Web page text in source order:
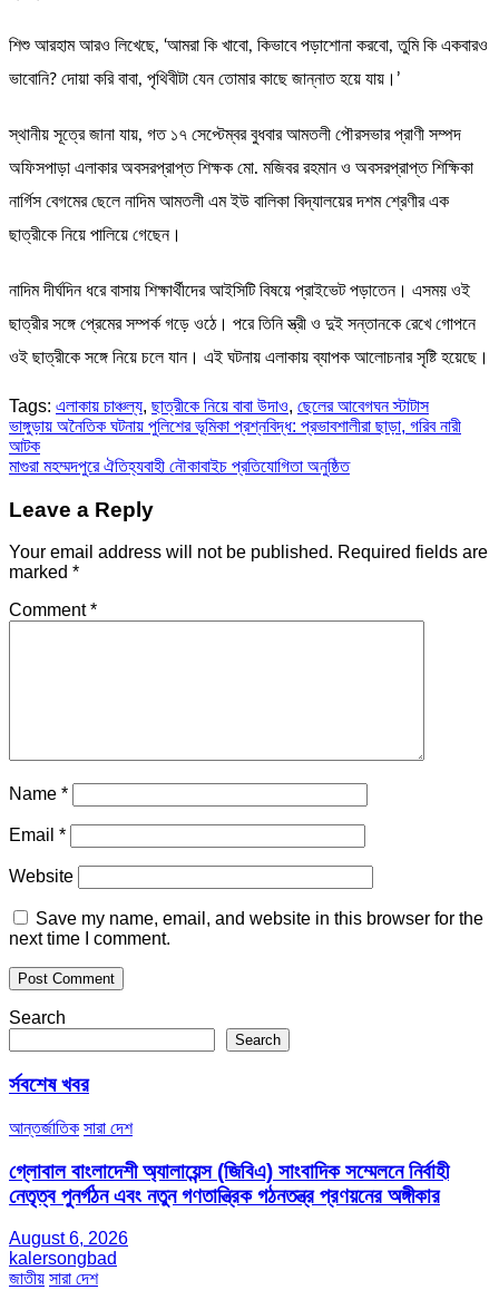
শিশু আরহাম আরও লিখেছে, ‘আমরা কি খাবো, কিভাবে পড়াশোনা করবো, তুমি কি একবারও
ভাবোনি? দোয়া করি বাবা, পৃথিবীটা যেন তোমার কাছে জান্নাত হয়ে যায়।’
স্থানীয় সূত্রে জানা যায়, গত ১৭ সেপ্টেম্বর বুধবার আমতলী পৌরসভার প্রাণী সম্পদ
অফিসপাড়া এলাকার অবসরপ্রাপ্ত শিক্ষক মো. মজিবর রহমান ও অবসরপ্রাপ্ত শিক্ষিকা
নার্গিস বেগমের ছেলে নাদিম আমতলী এম ইউ বালিকা বিদ্যালয়ের দশম শ্রেণীর এক
ছাত্রীকে নিয়ে পালিয়ে গেছেন।
নাদিম দীর্ঘদিন ধরে বাসায় শিক্ষার্থীদের আইসিটি বিষয়ে প্রাইভেট পড়াতেন। এসময় ওই
ছাত্রীর সঙ্গে প্রেমের সম্পর্ক গড়ে ওঠে। পরে তিনি স্ত্রী ও দুই সন্তানকে রেখে গোপনে
ওই ছাত্রীকে সঙ্গে নিয়ে চলে যান। এই ঘটনায় এলাকায় ব্যাপক আলোচনার সৃষ্টি হয়েছে।
Tags: এলাকায় চাঞ্চল্য, ছাত্রীকে নিয়ে বাবা উদাও, ছেলের আবেগঘন স্টাটাস
Post
navigation
ভাঙ্গুড়ায় অনৈতিক ঘটনায় পুলিশের ভূমিকা প্রশ্নবিদ্ধ: প্রভাবশালীরা ছাড়া, গরিব নারী
আটক
মাগুরা মহম্মদপুরে ঐতিহ্যবাহী নৌকাবাইচ প্রতিযোগিতা অনুষ্ঠিত
Leave a Reply
Your email address will not be published. Required fields are
marked *
Comment*
Name *
Email *
Website
Save my name, email, and website in this browser for the
next time I comment.
Search
Search
র্সবশেষ খবর
আন্তর্জাতিক সারা দেশ
গ্লোবাল বাংলাদেশী অ্যালায়েন্স (জিবিএ) সাংবাদিক সম্মেলনে নির্বাহী
নেতৃত্ব পুনর্গঠন এবং নতুন গণতান্ত্রিক গঠনতন্ত্র প্রণয়নের অঙ্গীকার
August 6, 2026
kalersongbad
জাতীয় সারা দেশ